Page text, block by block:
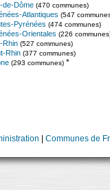
de-Dôme (470 communes)
Atlantiques (547
Pyrénées (474 communes)
Orientales (226
Rhin (527 communes)
Rhin (377 communes)
(293 communes) *
Communes de